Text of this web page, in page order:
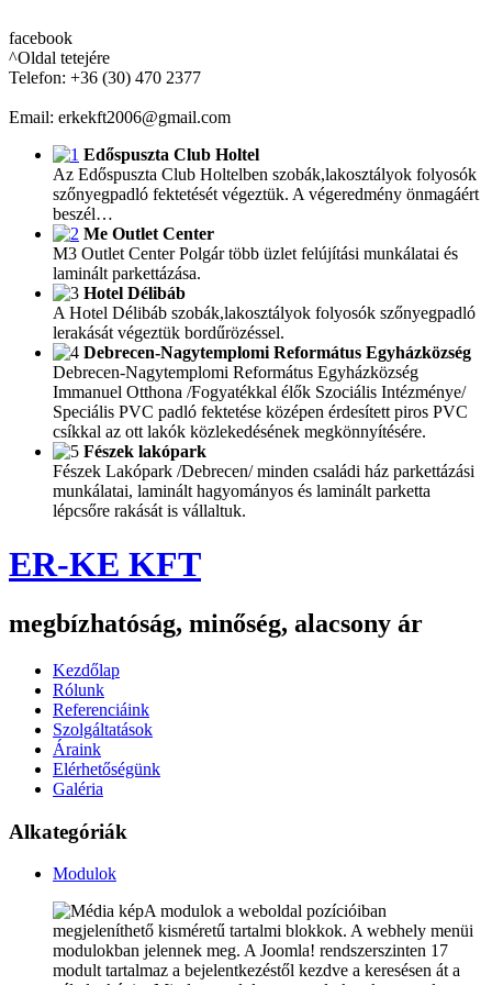
facebook
^Oldal tetejére
Telefon: +36 (30) 470 2377
Email: erkekft2006@gmail.com
Edőspuszta Club Holtel
Az Edőspuszta Club Holtelben szobák,lakosztályok folyosók
szőnyegpadló fektetését végeztük. A végeredmény önmagáért
beszél…
Me Outlet Center
M3 Outlet Center Polgár több üzlet felújítási munkálatai és
laminált parkettázása.
Hotel Délibáb
A Hotel Délibáb szobák,lakosztályok folyosók szőnyegpadló
lerakását végeztük bordűrözéssel.
Debrecen-Nagytemplomi Református Egyházközség
Debrecen-Nagytemplomi Református Egyházközség
Immanuel Otthona /Fogyatékkal élők Szociális Intézménye/
Speciális PVC padló fektetése középen érdesített piros PVC
csíkkal az ott lakók közlekedésének megkönnyítésére.
Fészek lakópark
Fészek Lakópark /Debrecen/ minden családi ház parkettázási
munkálatai, laminált hagyományos és laminált parketta
lépcsőre rakását is vállaltuk.
ER-KE KFT
megbízhatóság, minőség, alacsony ár
Kezdőlap
Rólunk
Referenciáink
Szolgáltatások
Áraink
Elérhetőségünk
Galéria
Alkategóriák
Modulok
A modulok a weboldal pozícióiban
megjeleníthető kisméretű tartalmi blokkok. A webhely menüi
modulokban jelennek meg. A Joomla! rendszerszinten 17
modult tartalmaz a bejelentkezéstől kezdve a keresésen át a